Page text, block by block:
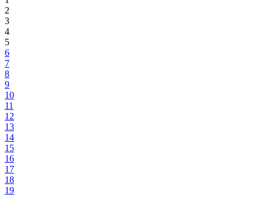
2
3
4
5
6
7
8
9
10
11
12
13
14
15
16
17
18
19